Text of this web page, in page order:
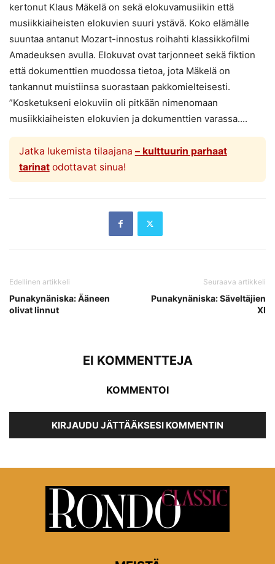
kertonut Klaus Mäkelä on sekä elokuvamusiikin että
musiikkiaiheisten elokuvien suuri ystävä. Koko elämälle
suuntaa antanut Mozart-innostus roihahti klassikkofilmi
Amadeuksen avulla. Elokuvat ovat tarjonneet sekä fiktion
että dokumenttien muodossa tietoa, jota Mäkelä on
tankannut muistiinsa suorastaan pakkomielteisesti.
”Kosketukseni elokuviin oli pitkään nimenomaan
musiikkiaiheisten elokuvien ja dokumenttien varassa....
Jatka lukemista tilaajana – kulttuurin parhaat
tarinatodottavat sinua!
Edellinen artikkeli
Punakynäniska: Ääneen
olivat linnut
Seuraava artikkeli
Punakynäniska: Säveltäjien
XI
EI KOMMENTTEJA
KOMMENTOI
KIRJAUDU JÄTTÄÄKSESI KOMMENTIN